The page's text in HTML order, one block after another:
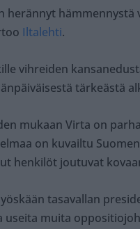
herännyt
Iltalehti.
vihreiden
tärkeästä
mukaan Virta on
on kuvailtu
henkilöt joutuvat
tasavallan
useita muita